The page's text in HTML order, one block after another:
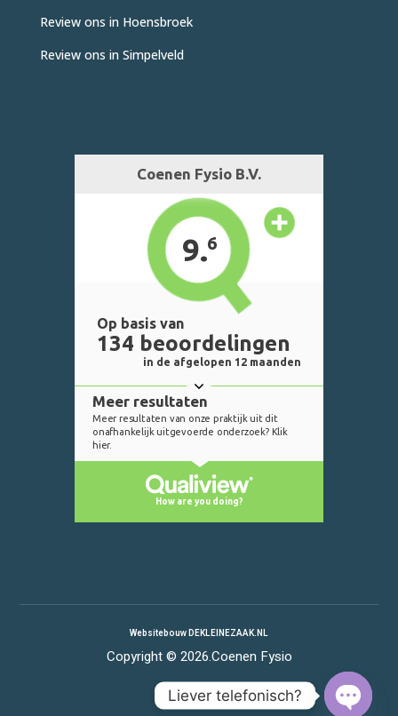
Review ons in Hoensbroek
Review ons in Simpelveld
Websitebouw DEKLEINEZAAK.NL
Copyright © 2026.Coenen Fysio
Liever telefonisch?